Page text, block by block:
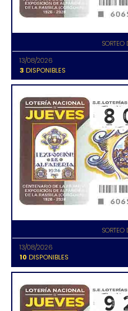
SORTEO
13/08/2026
3 DISPONIBLES
SORTEO
13/08/2026
10 DISPONIBLES